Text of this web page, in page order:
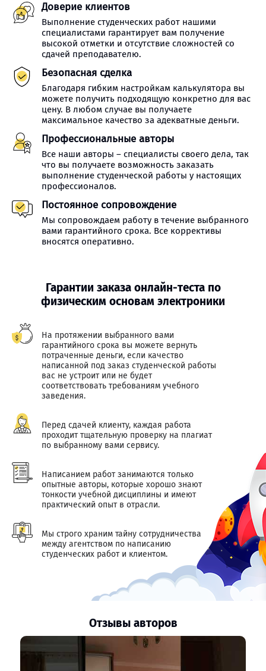
Доверие клиентов
Выполнение студенческих работ нашими
специалистами гарантирует вам получение
высокой отметки и отсутствие сложностей со
сдачей преподавателю.
Безопасная сделка
Благодаря гибким настройкам калькулятора вы
можете получить подходящую конкретно для вас
цену. В любом случае вы получаете
максимальное качество за адекватные деньги.
Профессиональные авторы
Все наши авторы – специалисты своего дела, так
что вы получаете возможность заказать
выполнение студенческой работы у настоящих
профессионалов.
Постоянное сопровождение
Мы сопровождаем работу в течение выбранного
вами гарантийного срока. Все коррективы
вносятся оперативно.
Гарантии заказа онлайн-теста по
физическим основам электроники
На протяжении выбранного вами
гарантийного срока вы можете вернуть
потраченные деньги, если качество
написанной под заказ студенческой работы
вас не устроит или не будет
соответствовать требованиям учебного
заведения.
Перед сдачей клиенту, каждая работа
проходит тщательную проверку на плагиат
по выбранному вами сервису.
Написанием работ занимаются только
опытные авторы, которые хорошо знают
тонкости учебной дисциплины и имеют
практический опыт в отрасли.
Мы строго храним тайну сотрудничества
между агентством по написанию
студенческих работ и клиентом.
Отзывы авторов